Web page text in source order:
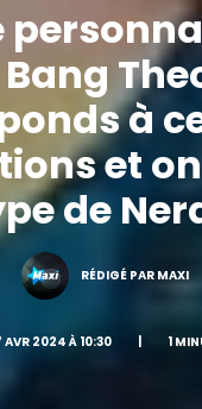
à
et
de
RÉDIGÉ PAR MAXI
AVR 2024 À 10:30 | 1